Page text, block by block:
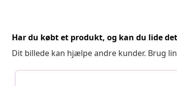
Har du købt et produkt, og kan du lide
Dit billede kan hjælpe andre kunder. Brug